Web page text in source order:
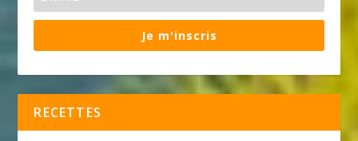
Je m'inscris
RECETTES